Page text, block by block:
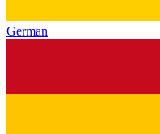
German